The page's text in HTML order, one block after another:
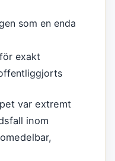
som en enda
exakt
var extremt
inom